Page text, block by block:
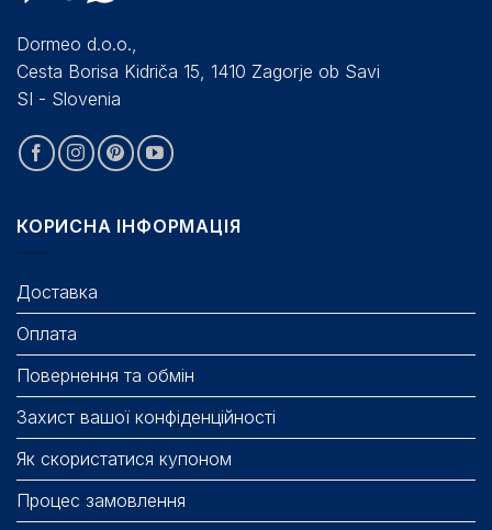
Dormeo d.o.o.,
Cesta Borisa Kidriča 15, 1410 Zagorje ob Savi
SI - Slovenia
КОРИСНА ІНФОРМАЦІЯ
Доставка
Оплата
Повернення та обмін
Захист вашої конфіденційності
Як скористатися купоном
Процес замовлення